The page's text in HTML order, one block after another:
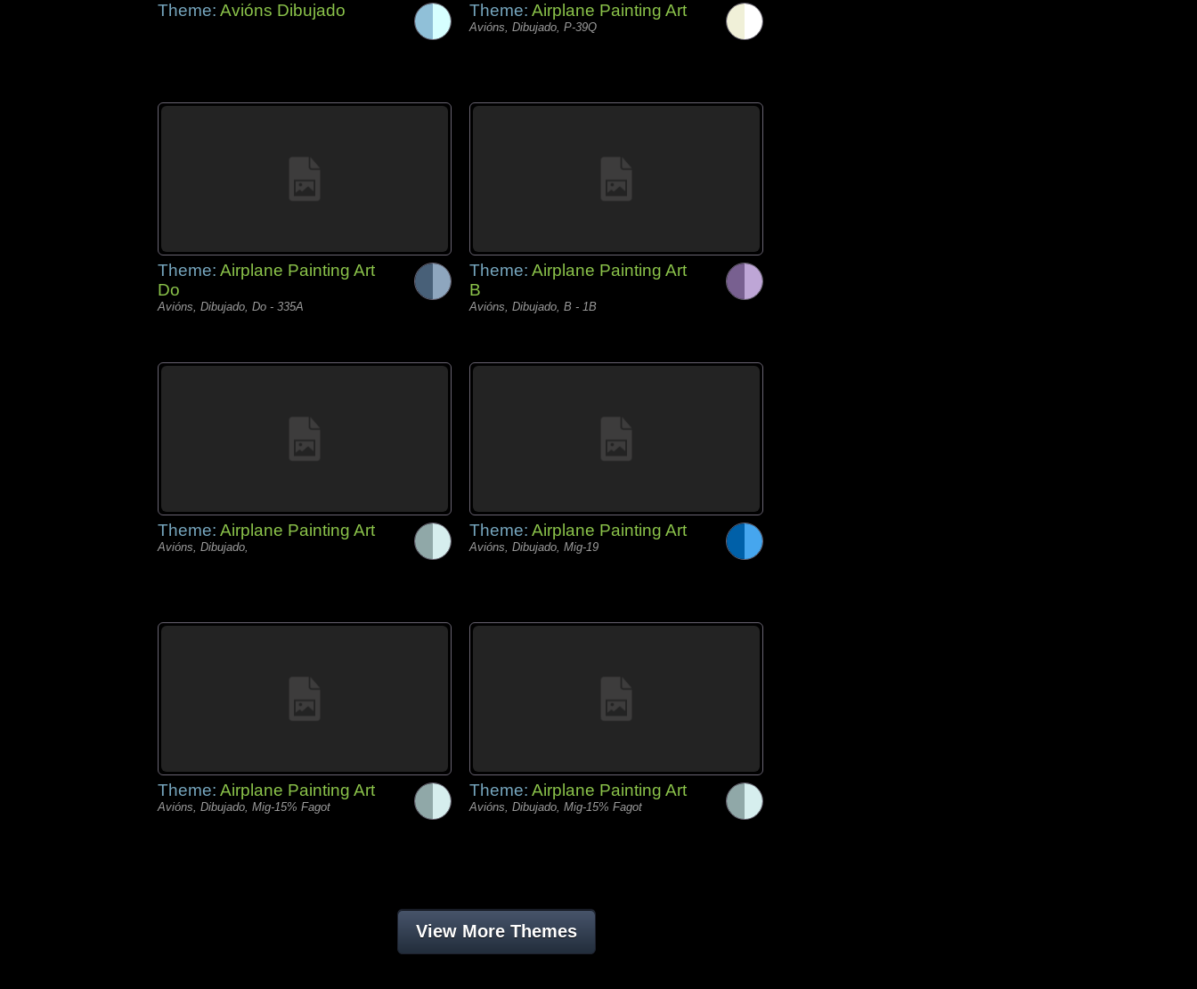
Theme: Avións Dibujado Theme: Airplane Painting Art
Avións, Dibujado, P-39Q
Theme: Airplane Painting Art
Do
Avións, Dibujado, Do - 335A
Theme: Airplane Painting Art
B
Avións, Dibujado, B - 1B
Theme: Airplane Painting Art
Avións, Dibujado,
Theme: Airplane Painting Art
Avións, Dibujado, Mig-19
Theme: Airplane Painting Art
Avións, Dibujado, Mig-15% Fagot
Theme: Airplane Painting Art
Avións, Dibujado, Mig-15% Fagot
View More Themes